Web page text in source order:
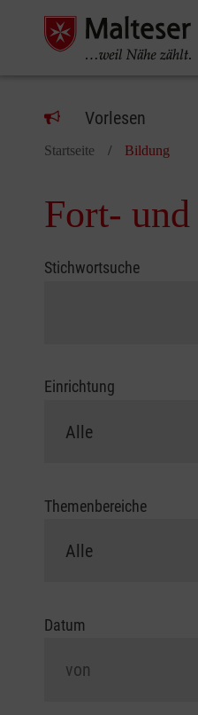
Vorlesen
Startseite Bildung
Fort-
Stichwortsuche
Einrichtung
Themenbereiche
Datum